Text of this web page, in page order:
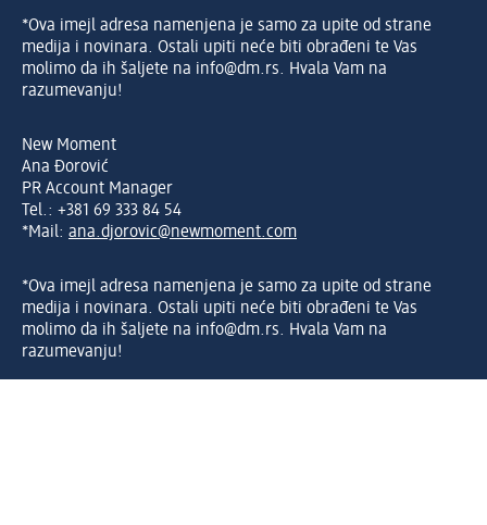
*Ova imejl adresa namenjena je samo za upite od strane
medija i novinara. Ostali upiti neće biti obrađeni te Vas
molimo da ih šaljete na info@dm.rs. Hvala Vam na
razumevanju!
New Moment
Ana Đorović
PR Account Manager
Tel.: +381 69 333 84 54
*Mail: ana.djorovic@newmoment.com
*Ova imejl adresa namenjena je samo za upite od strane
medija i novinara. Ostali upiti neće biti obrađeni te Vas
molimo da ih šaljete na info@dm.rs. Hvala Vam na
razumevanju!